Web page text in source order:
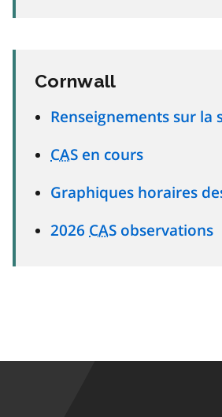
Cornwall
Renseignements sur la
CAS en cours
Graphiques horaires
2026 CAS observations